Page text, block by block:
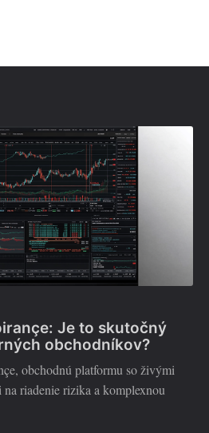
Je to skutočný
obchodníkov?
obchodnú platformu so živými
riadenie rizika a komplexnou